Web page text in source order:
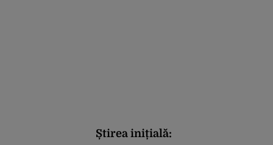
Știrea inițială: